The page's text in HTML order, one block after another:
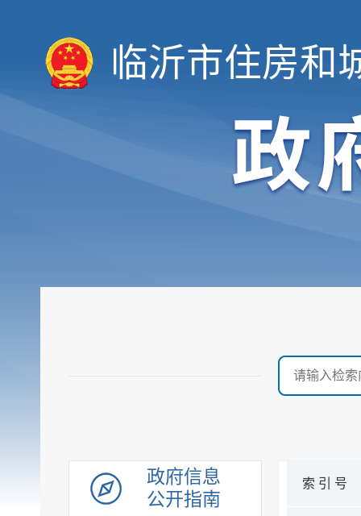
临沂市住房和
政府信息
公开指南
索 引 号